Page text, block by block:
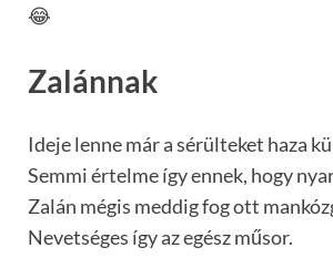
😂
Zalánnak
Ideje lenne már a sérülteket haza
Semmi értelme így ennek, hogy
Zalán mégis meddig fog ott
Nevetséges így az egész műsor.